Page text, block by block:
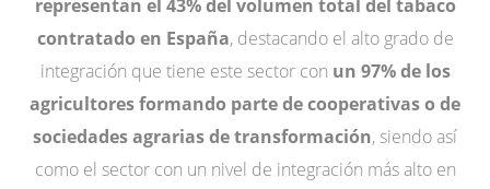
representan el 43% del volumen total del tabaco
contratado en España, destacando el alto grado de
integración que tiene este sector con un 97% de los
agricultores formando parte de cooperativas o de
sociedades agrarias de transformación, siendo así
como el sector con un nivel de integración más alto en